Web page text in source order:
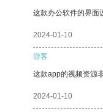
这款办公软件的界面
2024-01-10
游客
这款app的视频资源
2024-01-10